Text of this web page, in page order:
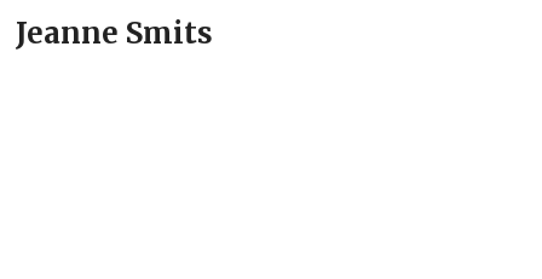
Jeanne Smits